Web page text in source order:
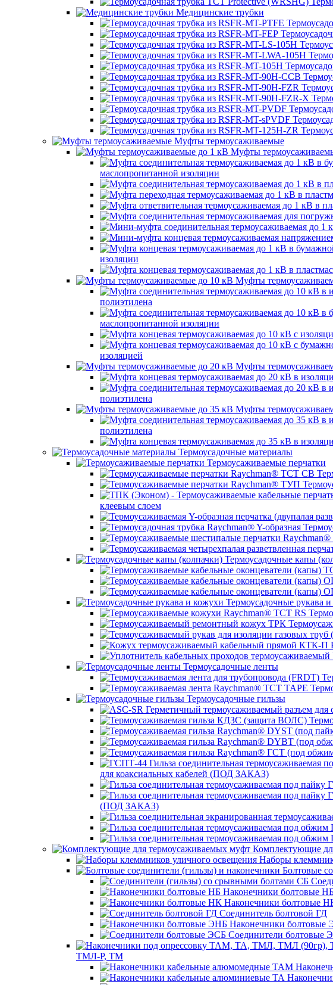
Медицинские трубки
Муфты термоусаживаемые
Муфты
маслопропитанной изоляции
изоляции
Муфты
полиэтилена
маслопропитанной изоляции
изоляцией
Муфты
полиэтилена
Муфты
полиэтилена
Термоусадочные материалы
Термоусаживаемые перчатки
клеевым слоем
Термоусадочные капы
Термоусадочные рукава
Термоусадочные ленты
Термоусадочные гильзы
для коаксиальных кабелей (ПОД ЗАКАЗ)
(ПОД ЗАКАЗ)
Комплектующие
Наборы
Болтовые
Наконечники болтовые
Наконечники болтовые
Соединитель болтовой ГД
Наконечники болтовые
Соединители болтовые
ТМЛ-Р, ТМ